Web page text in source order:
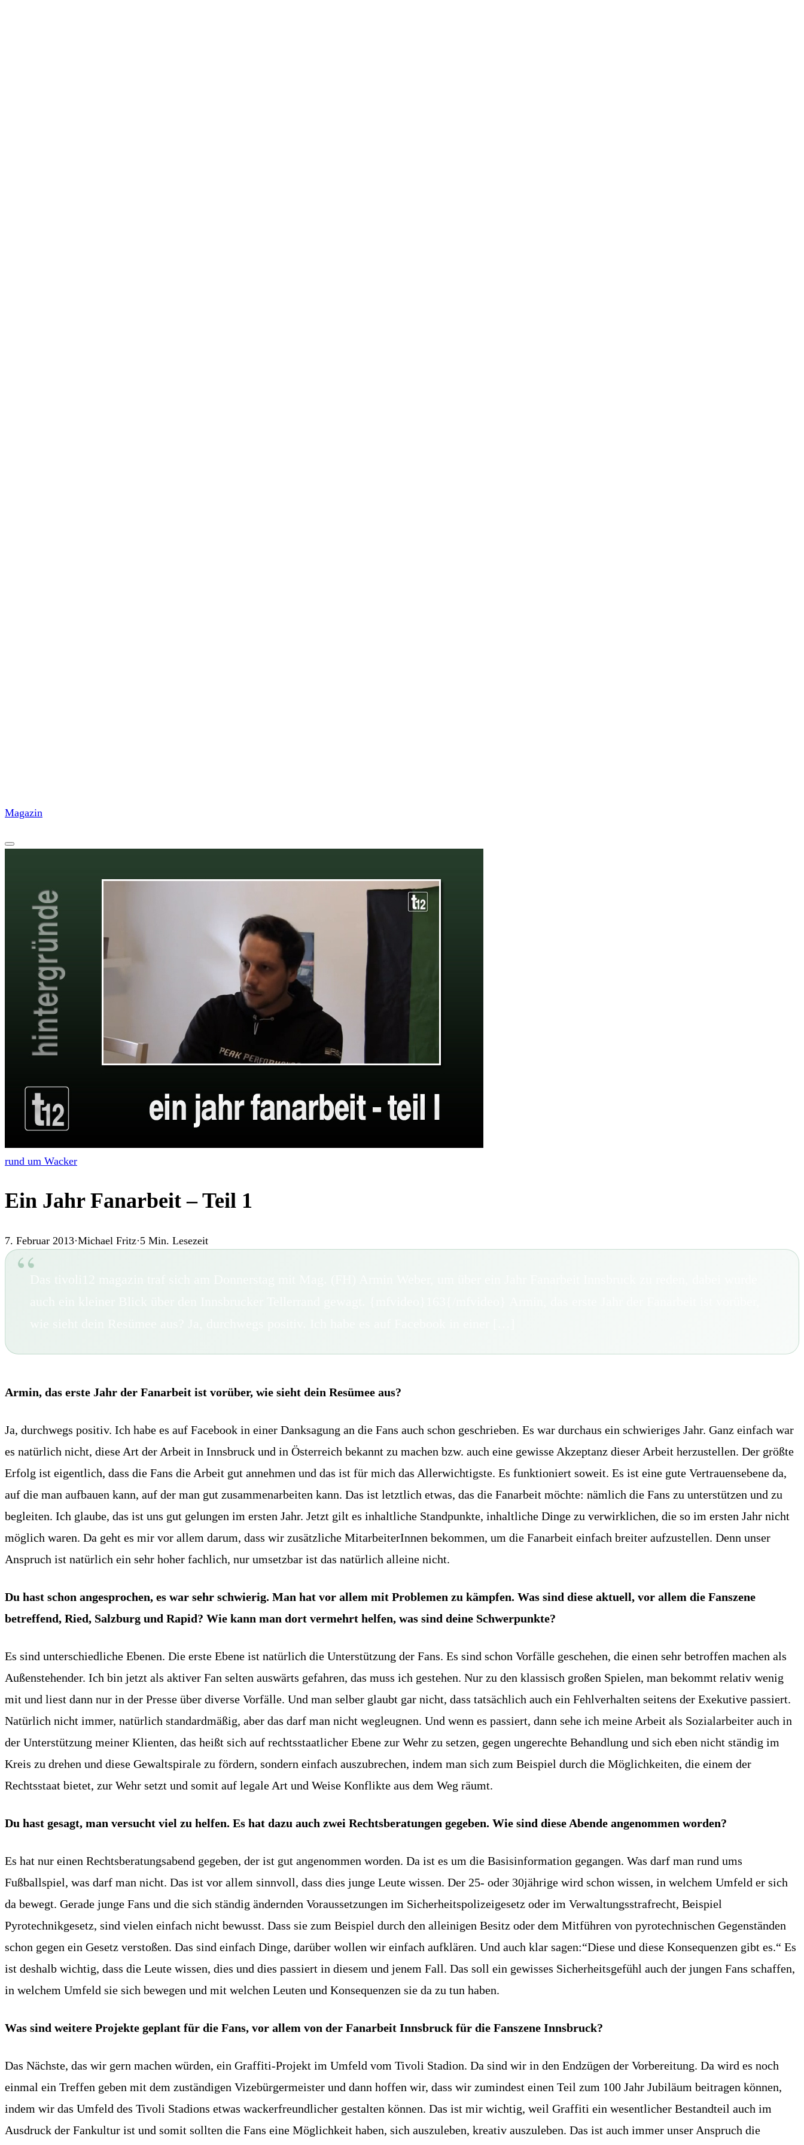
Magazin
rund um Wacker
Ein Jahr Fanarbeit – Teil 1
7. Februar 2013·Michael Fritz·5 Min. Lesezeit
Armin, das erste Jahr der Fanarbeit ist vorüber, wie sieht dein Resümee aus?
Ja, durchwegs positiv. Ich habe es auf Facebook in einer Danksagung an die Fans auch schon geschrieben. Es war durchaus ein schwieriges Jahr. Ganz einfach war
es natürlich nicht, diese Art der Arbeit in Innsbruck und in Österreich bekannt zu machen bzw. auch eine gewisse Akzeptanz dieser Arbeit herzustellen. Der größte
Erfolg ist eigentlich, dass die Fans die Arbeit gut annehmen und das ist für mich das Allerwichtigste. Es funktioniert soweit. Es ist eine gute Vertrauensebene da,
auf die man aufbauen kann, auf der man gut zusammenarbeiten kann. Das ist letztlich etwas, das die Fanarbeit möchte: nämlich die Fans zu unterstützen und zu
begleiten. Ich glaube, das ist uns gut gelungen im ersten Jahr. Jetzt gilt es inhaltliche Standpunkte, inhaltliche Dinge zu verwirklichen, die so im ersten Jahr nicht
möglich waren. Da geht es mir vor allem darum, dass wir zusätzliche MitarbeiterInnen bekommen, um die Fanarbeit einfach breiter aufzustellen. Denn unser
Anspruch ist natürlich ein sehr hoher fachlich, nur umsetzbar ist das natürlich alleine nicht.
Du hast schon angesprochen, es war sehr schwierig. Man hat vor allem mit Problemen zu kämpfen. Was sind diese aktuell, vor allem die Fanszene
betreffend, Ried, Salzburg und Rapid? Wie kann man dort vermehrt helfen, was sind deine Schwerpunkte?
Es sind unterschiedliche Ebenen. Die erste Ebene ist natürlich die Unterstützung der Fans. Es sind schon Vorfälle geschehen, die einen sehr betroffen machen als
Außenstehender. Ich bin jetzt als aktiver Fan selten auswärts gefahren, das muss ich gestehen. Nur zu den klassisch großen Spielen, man bekommt relativ wenig
mit und liest dann nur in der Presse über diverse Vorfälle. Und man selber glaubt gar nicht, dass tatsächlich auch ein Fehlverhalten seitens der Exekutive passiert.
Natürlich nicht immer, natürlich standardmäßig, aber das darf man nicht wegleugnen. Und wenn es passiert, dann sehe ich meine Arbeit als Sozialarbeiter auch in
der Unterstützung meiner Klienten, das heißt sich auf rechtsstaatlicher Ebene zur Wehr zu setzen, gegen ungerechte Behandlung und sich eben nicht ständig im
Kreis zu drehen und diese Gewaltspirale zu fördern, sondern einfach auszubrechen, indem man sich zum Beispiel durch die Möglichkeiten, die einem der
Rechtsstaat bietet, zur Wehr setzt und somit auf legale Art und Weise Konflikte aus dem Weg räumt.
Du hast gesagt, man versucht viel zu helfen. Es hat dazu auch zwei Rechtsberatungen gegeben. Wie sind diese Abende angenommen worden?
Es hat nur einen Rechtsberatungsabend gegeben, der ist gut angenommen worden. Da ist es um die Basisinformation gegangen. Was darf man rund ums
Fußballspiel, was darf man nicht. Das ist vor allem sinnvoll, dass dies junge Leute wissen. Der 25- oder 30jährige wird schon wissen, in welchem Umfeld er sich
da bewegt. Gerade junge Fans und die sich ständig ändernden Voraussetzungen im Sicherheitspolizeigesetz oder im Verwaltungsstrafrecht, Beispiel
Pyrotechnikgesetz, sind vielen einfach nicht bewusst. Dass sie zum Beispiel durch den alleinigen Besitz oder dem Mitführen von pyrotechnischen Gegenständen
schon gegen ein Gesetz verstoßen. Das sind einfach Dinge, darüber wollen wir einfach aufklären. Und auch klar sagen:“Diese und diese Konsequenzen gibt es.“ Es
ist deshalb wichtig, dass die Leute wissen, dies und dies passiert in diesem und jenem Fall. Das soll ein gewisses Sicherheitsgefühl auch der jungen Fans schaffen,
in welchem Umfeld sie sich bewegen und mit welchen Leuten und Konsequenzen sie da zu tun haben.
Was sind weitere Projekte geplant für die Fans, vor allem von der Fanarbeit Innsbruck für die Fanszene Innsbruck?
Das Nächste, das wir gern machen würden, ein Graffiti-Projekt im Umfeld vom Tivoli Stadion. Da sind wir in den Endzügen der Vorbereitung. Da wird es noch
einmal ein Treffen geben mit dem zuständigen Vizebürgermeister und dann hoffen wir, dass wir zumindest einen Teil zum 100 Jahr Jubiläum beitragen können,
indem wir das Umfeld des Tivoli Stadions etwas wackerfreundlicher gestalten können. Das ist mir wichtig, weil Graffiti ein wesentlicher Bestandteil auch im
Ausdruck der Fankultur ist und somit sollten die Fans eine Möglichkeit haben, sich auszuleben, kreativ auszuleben. Das ist auch immer unser Anspruch die